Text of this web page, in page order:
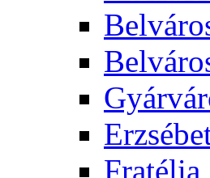
Fratélia